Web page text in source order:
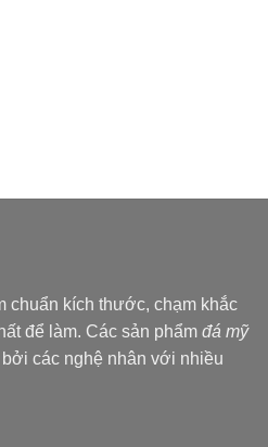
chuẩn kích thước, chạm khắc
để làm. Các sản phẩm đá mỹ
các nghệ nhân với nhiều